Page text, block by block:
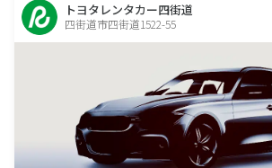
トヨタレンタカー四街道
四街道市四街道1522-55